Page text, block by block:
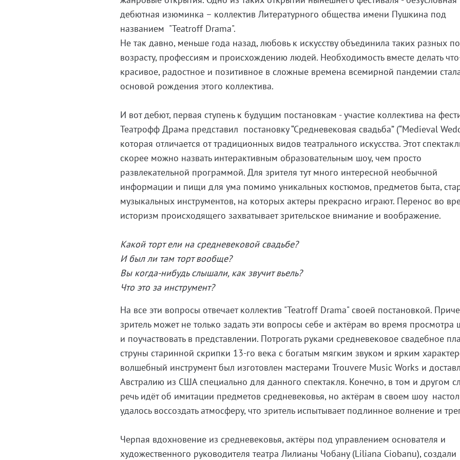
дебютная изюминка – коллектив Литературного общества имени Пушкина под
названием "Teatroff Drama".
Не так давно, меньше года назад, любовь к искусству объединила таких разных по
возрасту, профессиям и происхождению людей. Необходимость вместе делать
красивое, радостное и позитивное в сложные времена всемирной пандемии
основой рождения этого коллектива.
И вот дебют, первая ступень к будущим постановкам - участие коллектива на
Театрофф Драма представил постановку “Средневековая свадьба” (“Medieval
которая отличается от традиционных видов театрального искусства. Этот
скорее можно назвать интерактивным образовательным шоу, чем просто
развлекательной программой. Для зрителя тут много интересной необычной
информации и пищи для ума помимо уникальных костюмов, предметов быта,
музыкальных инструментов, на которых актеры прекрасно играют. Перенос во
историзм происходящего захватывает зрительское внимание и воображение.
Какой торт ели на средневековой свадьбе?
И был ли там торт вообще?
Вы когда-нибудь слышали, как звучит вьель?
Что это за инструмент?
На все эти вопросы отвечает коллектив "Teatroff Drama" своей постановкой.
зритель может не только задать эти вопросы себе и актёрам во время просмотра
и поучаствовать в представлении. Потрогать руками средневековое свадебное
струны старинной скрипки 13-го века с богатым мягким звуком и ярким
волшебный инструмент был изготовлен мастерами Trouvere Music Works и
Австралию из США специально для данного спектакля. Конечно, в том и другом
речь идёт об имитации предметов средневековья, но актёрам в своем шоу
удалось воссоздать атмосферу, что зритель испытывает подлинное волнение и
Черпая вдохновение из средневековья, актёры под управлением основателя и
художественного руководителя театра Лилианы Чобану (Liliana Ciobanu), создали